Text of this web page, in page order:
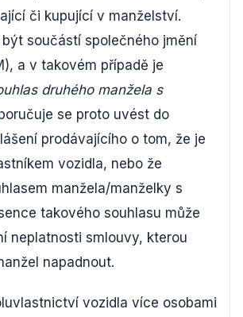
či kupující v manželství.
součástí společného jmění
a v takovém případě je
druhého manžela s
se proto uvést do
prodávajícího o tom, že je
vozidla, nebo že
manžela/manželky s
takového souhlasu může
neplatnosti smlouvy, kterou
napadnout.
vozidla více osobami